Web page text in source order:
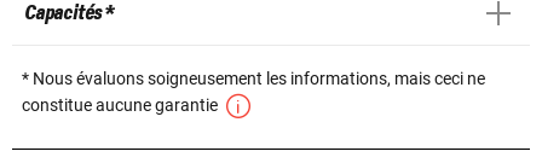
Capacités *
* Nous évaluons soigneusement les informations, mais ceci ne
constitue aucune garantie